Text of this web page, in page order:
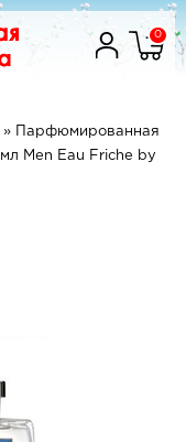
0
»
Парфюмированная
Men Eau Friche by